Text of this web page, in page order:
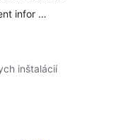
infor …
inštalácií